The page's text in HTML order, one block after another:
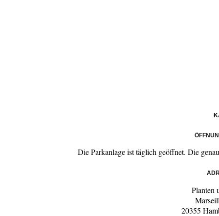
Die Parkanlage ist täglich geöffnet. Die
Planten
20355